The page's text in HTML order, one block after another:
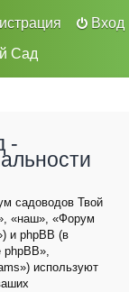
Вход
Сад
-
садоводов Твой
«наш», «Форум
и phpBB (в
phpBB»,
используют